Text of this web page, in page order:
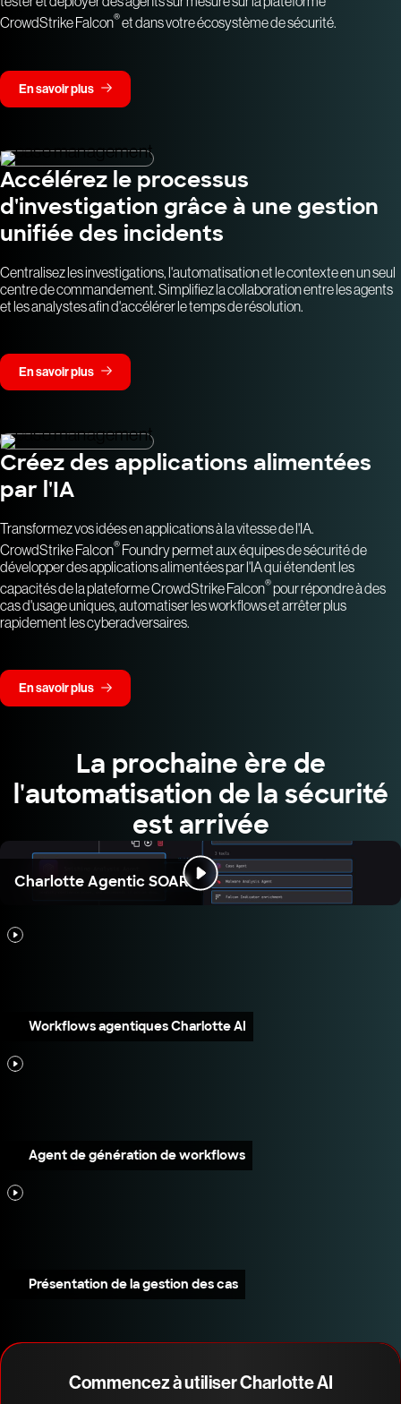
CrowdStrike Falcon®et dans votre écosystème de sécurité.
En savoir plus
Accélérez le processus
d'investigation grâce à une gestion
unifiée des incidents
Centralisez les investigations, l'automatisation et le contexte en un seul
centre de commandement. Simplifiez la collaboration entre les agents
et les analystes afin d'accélérer le temps de résolution.
En savoir plus
Créez des applications alimentées
par l'IA
Transformez vos idées en applications à la vitesse de l'IA.
CrowdStrike Falcon® Foundry permet aux équipes de sécurité de
développer des applications alimentées par l'IA qui étendent les
capacités de la plateforme CrowdStrike Falcon®pour répondre à des
cas d'usage uniques, automatiser les workflows et arrêter plus
rapidement les cyberadversaires.
En savoir plus
La prochaine ère de
l'automatisation de la sécurité
est arrivée
Charlotte Agentic SOAR
Workflows agentiques Charlotte AI
Agent de génération de workflows
Présentation de la gestion des cas
Commencez à utiliser Charlotte AI